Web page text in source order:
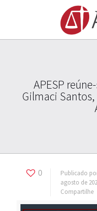
APESP
Gilmaci
0 Publicado
agosto de